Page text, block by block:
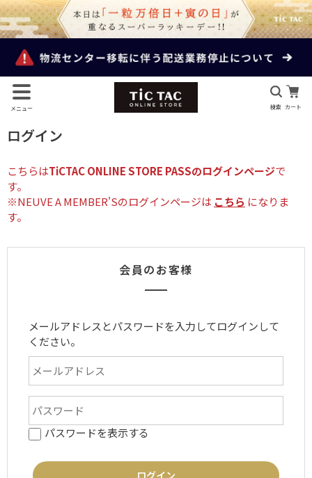
メニュー 検索 カート
ログイン
こちらはTiCTAC ONLINE STORE PASSのログインページで
す。
※NEUVE A MEMBER'Sのログインページは こちら になりま
す。
会員のお客様
メールアドレスとパスワードを入力してログインして
ください。
パスワードを表示する